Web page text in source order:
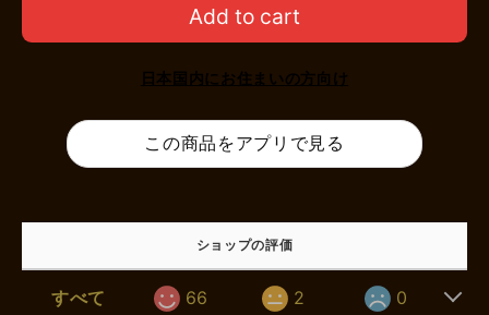
Add to cart
日本国内にお住まいの方向け
この商品をアプリで見る
ショップの評価
すべて 66 2 0